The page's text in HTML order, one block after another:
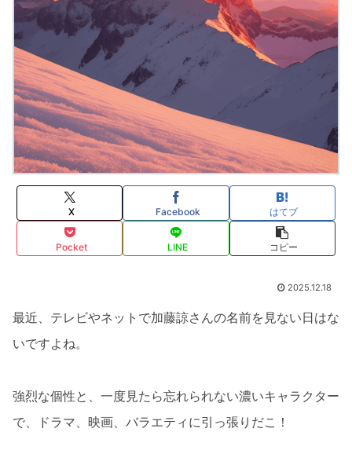
X Facebook はてブ
Pocket LINE コピー
2025.12.18
最近、テレビやネットで加藤諒さんの名前を見ない日はな
いですよね。
強烈な個性と、一度見たら忘れられない濃いキャラクター
で、ドラマ、映画、バラエティに引っ張りだこ！